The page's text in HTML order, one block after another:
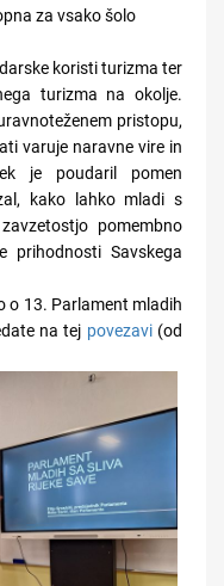
za vsako šolo
koristi turizma ter
turizma na okolje.
pristopu,
varuje naravne vire in
je poudaril pomen
kako lahko mladi s
pomembno
prihodnosti Savskega
o 13. Parlament mladih
na tej povezavi(od